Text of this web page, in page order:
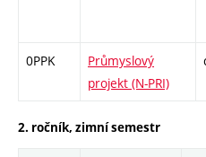
0PPK
Průmyslový
projekt (N-PRI)
2. ročník, zimní semestr